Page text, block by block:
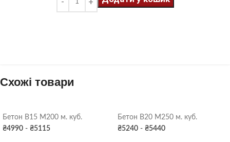
Схожі товари
Бетон B15 М200 м. куб.
₴4990 - ₴5115
Бетон B20 М250 м. куб.
₴5240 - ₴5440